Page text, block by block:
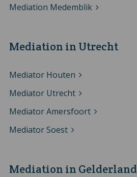
Mediation in Gelderland
Mediation in Utrecht
Mediator Houten
Mediator Utrecht
Mediator Amersfoort
Mediator Soest
Mediation Medemblik